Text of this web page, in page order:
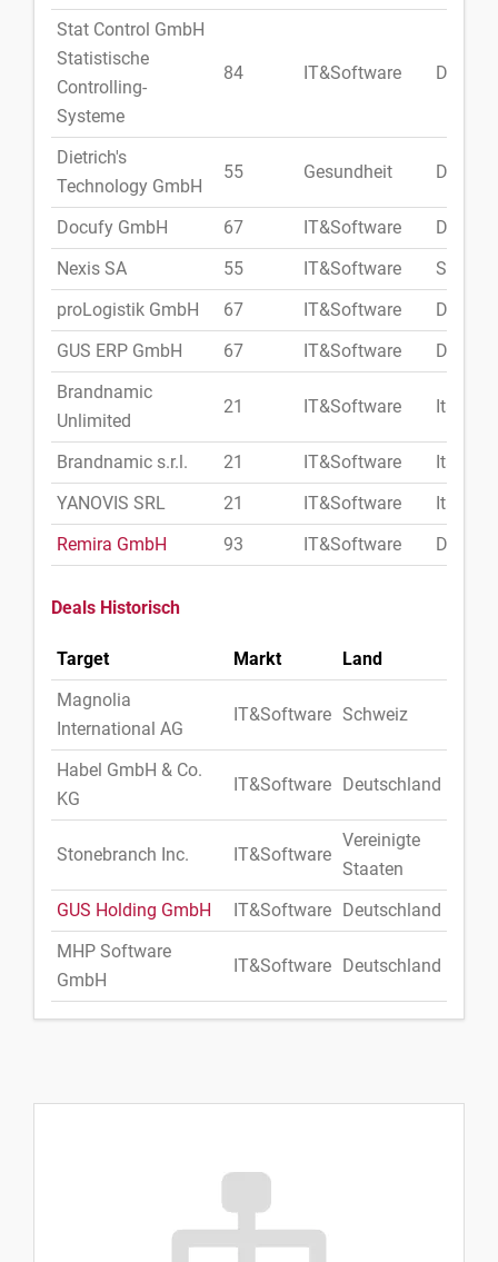
Stat Control GmbH
Statistische
Controlling-
Systeme
84 IT&Software
Dietrich's
Technology GmbH
55 Gesundheit
Docufy GmbH 67 IT&Software
Nexis SA
55 IT&Software
proLogistik GmbH
67 IT&Software
GUS ERP GmbH
67 IT&Software
Brandnamic
Unlimited
21 IT&Software Italien
Brandnamic s.r.l. 21 IT&Software
Italien
YANOVIS SRL
21 IT&Software
Italien
Remira GmbH
93 IT&Software
Deals Historisch
Target Markt
Land
Magnolia
International AG
IT&Software Schweiz
Habel GmbH & Co.
KG
IT&Software Deutschland
Stonebranch Inc. IT&Software
Vereinigte
Staaten
GUS Holding GmbH
IT&Software Deutschland
MHP Software
GmbH
IT&Software Deutschland